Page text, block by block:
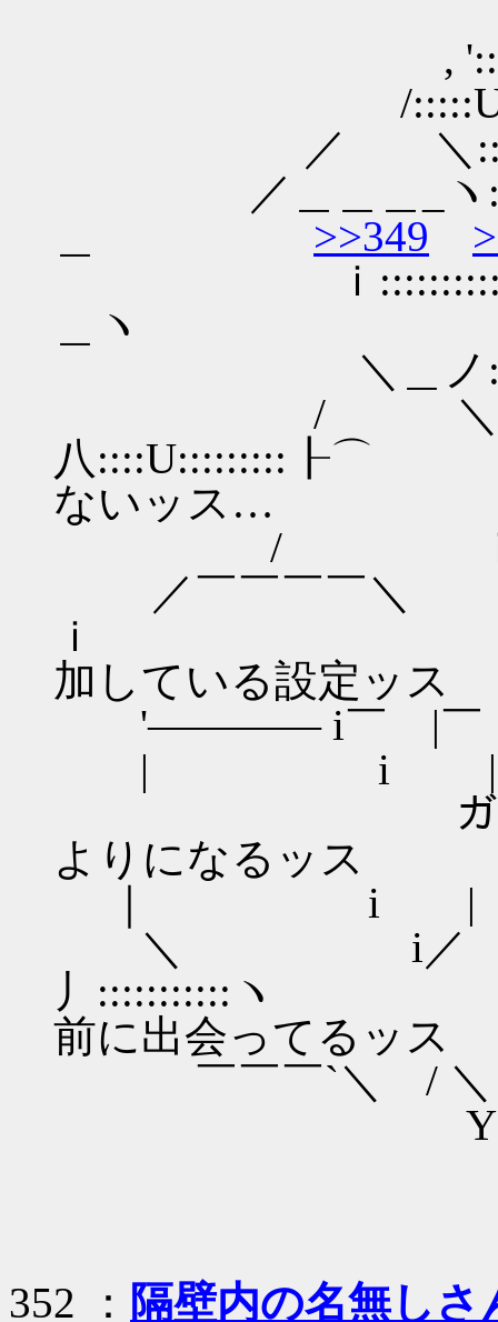
,
/
／ ＼
／＿＿＿_ヽ
>>349
ｉ::::::::::::::/
＿ヽ
＼＿ノ
/ ＼
八
ないッス…
/ ｉ ノヽ｜
／￣￣￣￣＼
ｉ アサギは
加している設定ッス
'―――― i￣ |￣ ｉ
| i |＿__ｉ
ガルマとシ
よりになるッス
｜ i | ＼
＼ i
丿:::::::::::ヽ な
前に出会ってるッス
￣￣￣`＼ / ＼
Y
352 ： 隔壁内の名無しさ